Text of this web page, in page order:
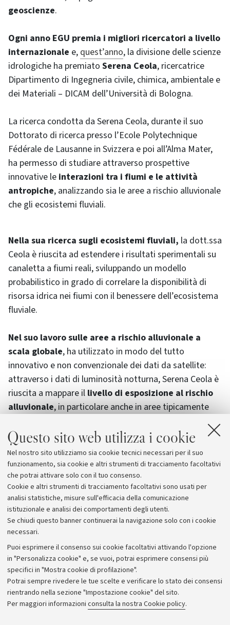
Questo sito web utilizza i cookie
Nel nostro sito utilizziamo sia cookie tecnici necessari per il suo
funzionamento, sia cookie e altri strumenti di tracciamento facoltativi
che potrai attivare solo con il tuo consenso.
Cookie e altri strumenti di tracciamento facoltativi sono usati per
analisi statistiche, misure sull'efficacia della comunicazione
istituzionale e analisi dei comportamenti degli utenti.
Se chiudi questo banner continuerai la navigazione solo con i cookie
necessari.
Puoi esprimere il consenso sui cookie facoltativi attivando l'opzione
in "Personalizza cookie" e, se vuoi, potrai esprimere consensi più
specifici in "Mostra cookie di profilazione".
Potrai sempre rivedere le tue scelte e verificare lo stato dei consensi
rientrando nella sezione "Impostazione cookie" del sito.
Per maggiori informazioni consulta la nostra Cookie policy.
geoscienze.
Ogni anno EGU premia i migliori ricercatori a livello
internazionale e, quest’anno, la divisione delle scienze
idrologiche ha premiato Serena Ceola, ricercatrice
Dipartimento di Ingegneria civile, chimica, ambientale e
dei Materiali – DICAM dell’Università di Bologna.
La ricerca condotta da Serena Ceola, durante il suo
Dottorato di ricerca presso l’Ecole Polytechnique
Fédérale de Lausanne in Svizzera e poi all’Alma Mater,
ha permesso di studiare attraverso prospettive
innovative le interazioni tra i fiumi e le attività
antropiche, analizzando sia le aree a rischio alluvionale
che gli ecosistemi fluviali.
Nella sua ricerca sugli ecosistemi fluviali, la dott.ssa
Ceola è riuscita ad estendere i risultati sperimentali su
canaletta a fiumi reali, sviluppando un modello
probabilistico in grado di correlare la disponibilità di
risorsa idrica nei fiumi con il benessere dell’ecosistema
fluviale.
Nel suo lavoro sulle aree a rischio alluvionale a
scala globale, ha utilizzato in modo del tutto
innovativo e non convenzionale dei dati da satellite:
attraverso i dati di luminosità notturna, Serena Ceola è
riuscita a mappare il livello di esposizione al rischio
alluvionale, in particolare anche in aree tipicamente
distribuzione spaziale della popolazione vicino ai corsi
d’acqua, spianando la strada ad un nuovo approccio in
grado di studiare le interazioni tra le scienze
idrologiche e le dinamiche della società.
Archivio
Comunicati stampa
Redazione
Rassegna stampa